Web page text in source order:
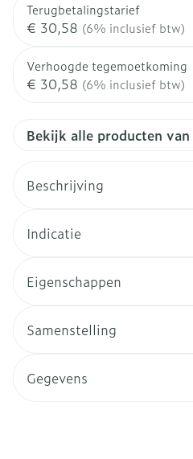
Terugbetalingstarief
€ 30,58 (6% inclusief btw)
Verhoogde tegemoetkoming
€ 30,58 (6% inclusief btw)
Bekijk alle producten
Beschrijving
Indicatie
Eigenschappen
Samenstelling
Gegevens